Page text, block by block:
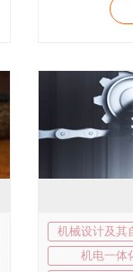
机械设计及其
机电一体